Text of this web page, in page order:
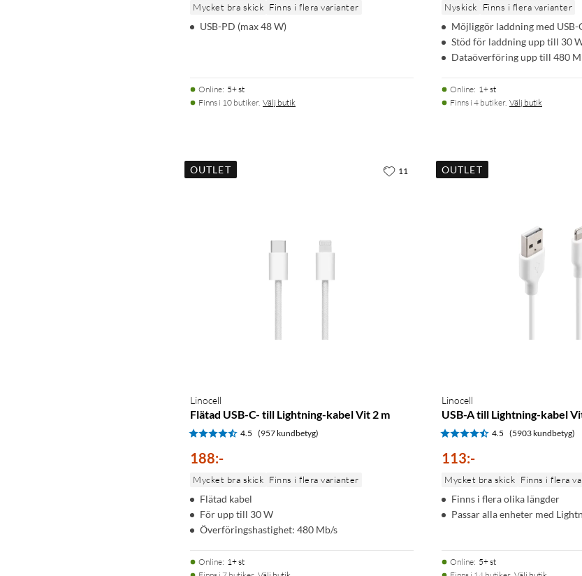
Mycket bra skick Finns i flera varianter
USB-PD (max 48 W)
Online: 5+ st
Finns i 10 butiker. Välj butik
Nyskick Finns i flera varianter
Möjliggör laddning med USB-
Stöd för laddning upp till 30
Dataöverföring upp till 480
Online: 1+ st
Finns i 4 butiker. Välj butik
OUTLET
Linocell
Flätad USB-C- till Lightning-kabel Vit 2 m
4.5 (957 kundbetyg)
188:-
Mycket bra skick Finns i flera varianter
Flätad kabel
För upp till 30 W
Överföringshastighet: 480 Mb/s
Online: 1+ st
11 OUTLET
Linocell
USB-A till Lightning-kabel
4.5 (5903 kundbetyg)
113:-
Mycket bra skick Finns i flera
Finns i flera olika längder
Passar alla enheter med
Online: 5+ st